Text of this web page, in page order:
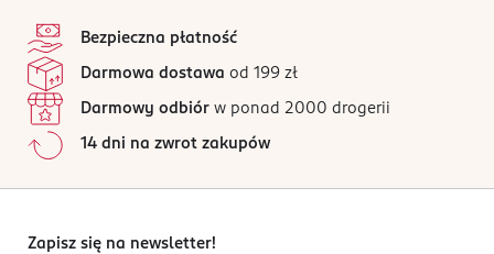
Bezpieczna płatność
Darmowa dostawa od 199 zł
Darmowy odbiór w ponad 2000 drogerii
14 dni na zwrot zakupów
Zapisz się na newsletter!